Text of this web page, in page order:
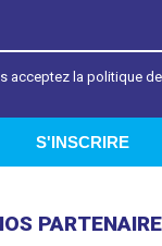
acceptez la politique